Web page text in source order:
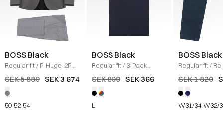
BOSS Black
Regular fit/ P-Huge-2PCS
Suit/ GRÅ
SEK 5 880 SEK 3 674
50 52 54
BOSS Black
Regular fit/ 3-Pack
crewneck T-shirts /
SEK 809 SEK 366
L
BOSS Black
Regular fit/
Mouliné-Twill
SEK 1 820
W31/34 W32/